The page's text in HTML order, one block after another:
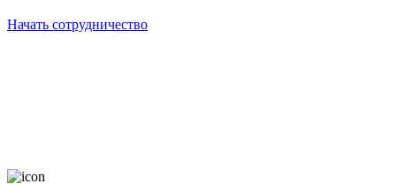
Начать сотрудничество